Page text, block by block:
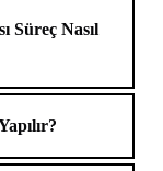
Süreç Nasıl